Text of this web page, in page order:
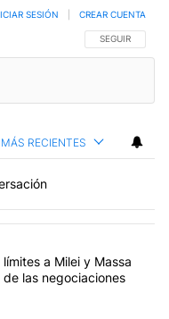
SIGA ESTA
SEGUIR
SESIÓN CREAR CUENTA
RECIENTES
comentarios en los
gobernadores marcan
a Milei y Massa
las negociaciones